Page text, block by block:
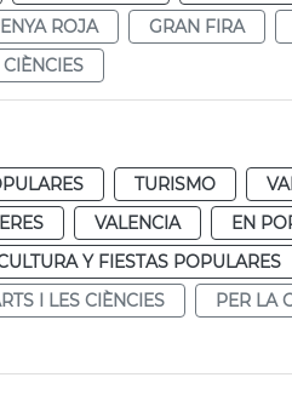
ROJA GRAN FIRA
TURISMO
VALENCIA
EN
Y FIESTAS POPULARES
I LES CIÈNCIES
PER LA